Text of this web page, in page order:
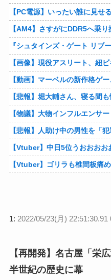
【画像】現役アスリート、紐
【Vtuber】中日5位うおおお
【Vtuber】ゴリラも椎間板痛
1: 2022/05/23(月) 22:51:30.91
【再開発】名古屋「栄
半世紀の歴史に幕